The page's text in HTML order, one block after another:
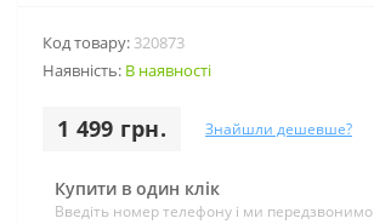
Код товару: 320873
Наявність: В наявності
1 499 грн. Знайшли дешевше?
Купити в один клік
Введіть номер телефону і ми передзвонимо